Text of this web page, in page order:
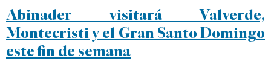
Abinader visitará Valverde,
Montecristi y el Gran Santo Domingo
este fin de semana